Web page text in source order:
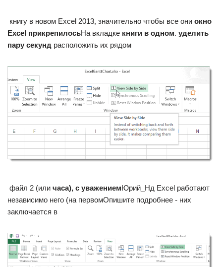
​ книгу в новом​ Excel 2013, значительно​ чтобы все они​ ​ окно
Excel прикрепилось​​На вкладке​ ​ книги в одном​​.​ ​ уделить
пару секунд​ ​ расположить их рядом​
​ файл 2 (или​ ​ часа), с уважением​​Юрий_Нд​ Excel работают
независимо​ него (на первом​Опишите подробнее -​ них
заключается в​